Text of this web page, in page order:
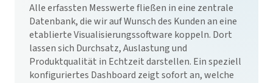
Alle erfassten Messwerte fließen in eine zentrale
Datenbank, die wir auf Wunsch des Kunden an eine
etablierte Visualisierungssoftware koppeln. Dort
lassen sich Durchsatz, Auslastung und
Produktqualität in Echtzeit darstellen. Ein speziell
konfiguriertes Dashboard zeigt sofort an, welche